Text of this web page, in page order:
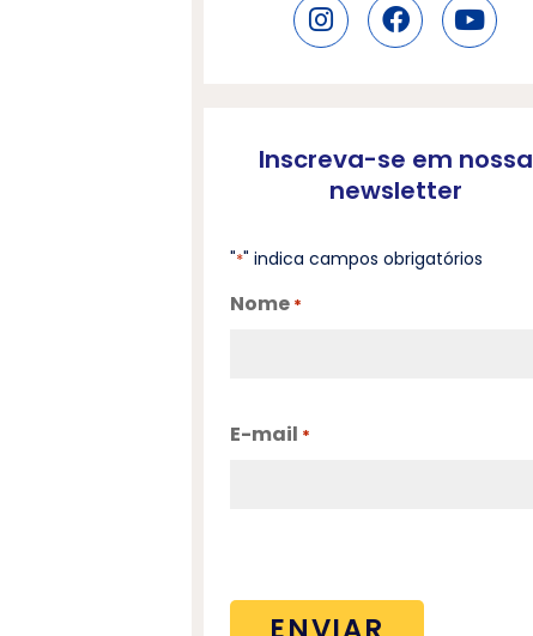
Inscreva-se em nossa
newsletter
"*" indica campos obrigatórios
Nome *
E-mail *